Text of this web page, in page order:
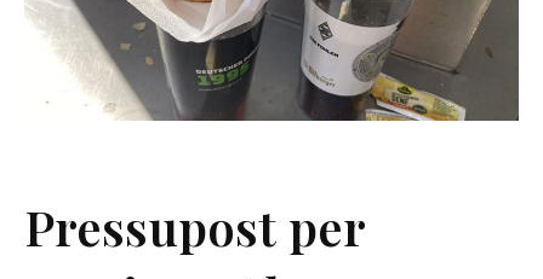
Pressupost per